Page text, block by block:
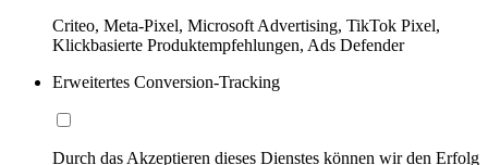
Criteo, Meta-Pixel, Microsoft Advertising, TikTok Pixel,
Klickbasierte Produktempfehlungen, Ads Defender
Erweitertes Conversion-Tracking
Durch das Akzeptieren dieses Dienstes können wir den Erfolg